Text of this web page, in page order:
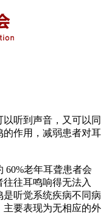
听到声音，又可以同
作用，减弱患者对耳
老年耳聋患者会
往耳鸣响得无法入
听觉系统疾病不同病
要表现为无相应的外